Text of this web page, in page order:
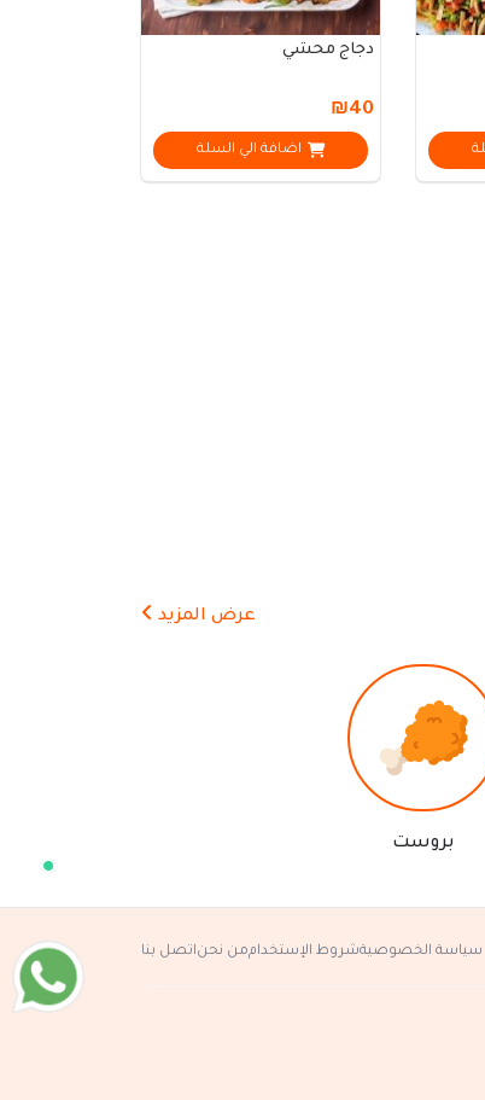
دجاج محشي
₪40
اضافة الي السلة
عرض المزيد
بروست
مرحباً 👋 أنا مساعدك الذكي في مطعم
الذي تبحث عنه.
سياسة الخصوصيةشروط الإستخداممن نحناتصل بنا